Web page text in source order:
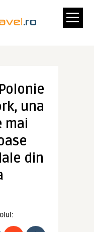
una
mai
din